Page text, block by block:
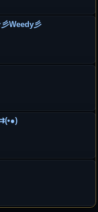
Weedy彡